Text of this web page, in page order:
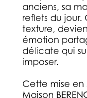
anciens, sa
reflets du
texture,
émotion
délicate qui
imposer.
Cette mise
Maison